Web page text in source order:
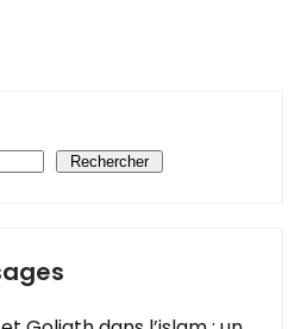
Rechercher